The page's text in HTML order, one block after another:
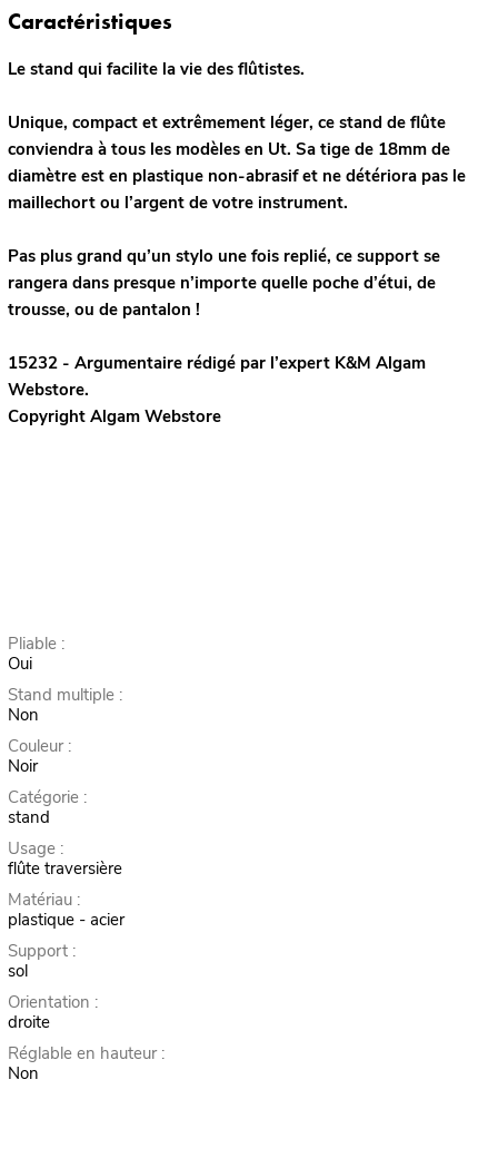
Caractéristiques
Le stand qui facilite la vie des flûtistes.
Unique, compact et extrêmement léger, ce stand de flûte
conviendra à tous les modèles en Ut. Sa tige de 18mm de
diamètre est en plastique non-abrasif et ne détériora pas le
maillechort ou l’argent de votre instrument.
Pas plus grand qu’un stylo une fois replié, ce support se
rangera dans presque n’importe quelle poche d’étui, de
trousse, ou de pantalon !
15232 - Argumentaire rédigé par l’expert K&M Algam
Webstore.
Copyright Algam Webstore
Pliable :
Oui
Stand multiple :
Non
Couleur :
Noir
Catégorie :
stand
Usage :
flûte traversière
Matériau :
plastique - acier
Support :
sol
Orientation :
droite
Réglable en hauteur :
Non